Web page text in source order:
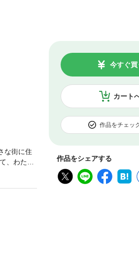
カート
今すぐ買
作品をチェッ
作品をシェアする
な街に住
、わたし
恐ろし